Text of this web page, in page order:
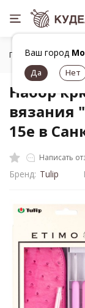
Ваш город
Главная Все
Набор
вязания
15e в
Написать
Бренд: Tulip